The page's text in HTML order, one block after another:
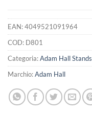
EAN:4049521091964
COD: D801
Categoria:Adam Hall Stands
Marchio:Adam Hall